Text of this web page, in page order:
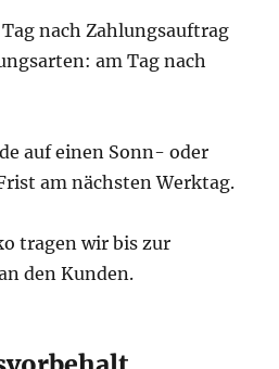
nach Zahlungsauftrag
am Tag nach
auf einen Sonn- oder
am nächsten Werktag.
tragen wir bis zur
den Kunden.